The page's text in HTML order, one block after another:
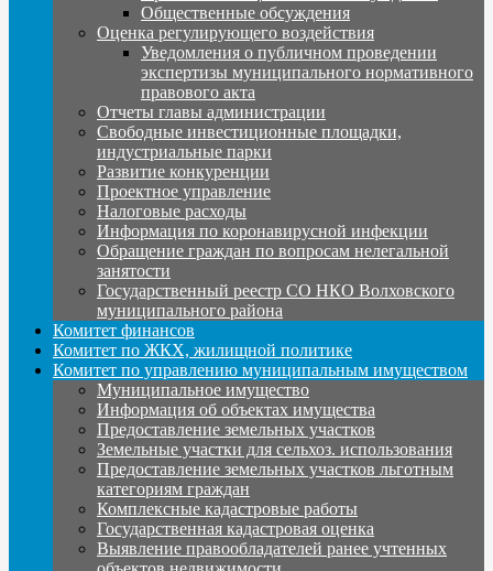
Общественные обсуждения
Оценка регулирующего воздействия
Уведомления о публичном проведении
экспертизы муниципального нормативного
правового акта
Отчеты главы администрации
Свободные инвестиционные площадки,
индустриальные парки
Развитие конкуренции
Проектное управление
Налоговые расходы
Информация по коронавирусной инфекции
Обращение граждан по вопросам нелегальной
занятости
Государственный реестр СО НКО Волховского
муниципального района
Комитет финансов
Комитет по ЖКХ, жилищной политике
Комитет по управлению муниципальным имуществом
Муниципальное имущество
Информация об объектах имущества
Предоставление земельных участков
Земельные участки для сельхоз. использования
Предоставление земельных участков льготным
категориям граждан
Комплексные кадастровые работы
Государственная кадастровая оценка
Выявление правообладателей ранее учтенных